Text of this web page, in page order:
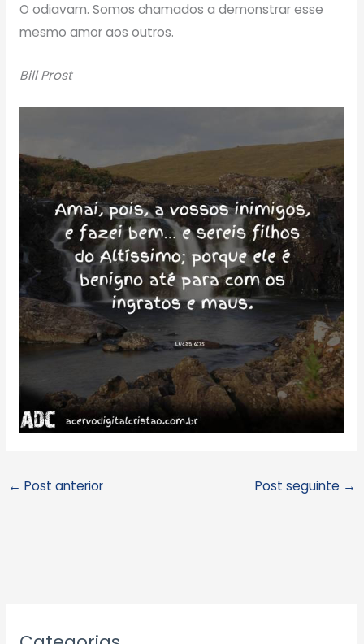
O odiavam. Somos chamados a demonstrar esse
mesmo amor aos outros.
Bill Prost
← Post anterior Post seguinte →